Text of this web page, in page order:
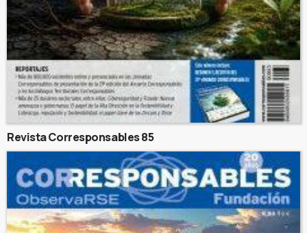
Revista Corresponsables 85